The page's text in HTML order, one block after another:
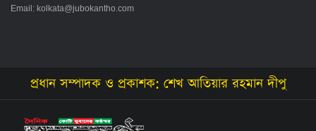
Email: kolkata@jubokantho.com
প্রধান সম্পাদক ও প্রকাশক: শেখ আতিয়ার রহমান দীপু